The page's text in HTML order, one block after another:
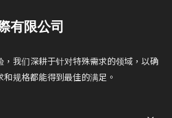
，我们深耕于针对特殊需求的领域，以确
规格都能得到最佳的满足。